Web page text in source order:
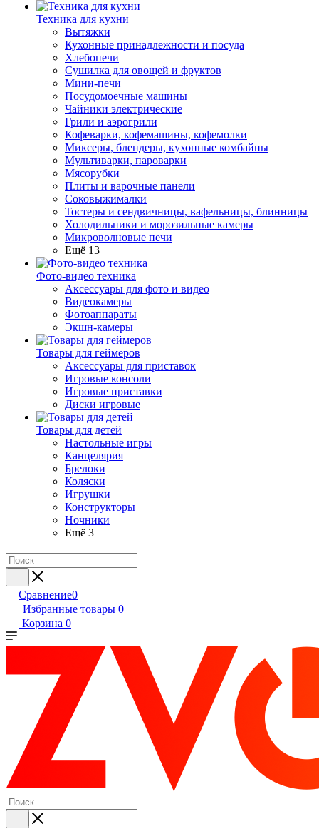
Техника для кухни
Вытяжки
Кухонные принадлежности и посуда
Хлебопечи
Сушилка для овощей и фруктов
Мини-печи
Посудомоечные машины
Чайники электрические
Грили и аэрогрили
Кофеварки, кофемашины, кофемолки
Миксеры, блендеры, кухонные комбайны
Мультиварки, пароварки
Мясорубки
Плиты и варочные панели
Соковыжималки
Тостеры и сендвичницы, вафельницы, блинницы
Холодильники и морозильные камеры
Микроволновые печи
Ещё 13
Фото-видео техника
Аксессуары для фото и видео
Видеокамеры
Фотоаппараты
Экшн-камеры
Товары для геймеров
Аксессуары для приставок
Игровые консоли
Игровые приставки
Диски игровые
Товары для детей
Настольные игры
Канцелярия
Брелоки
Коляски
Игрушки
Конструкторы
Ночники
Ещё 3
Сравнение0
Избранные товары 0
Корзина 0